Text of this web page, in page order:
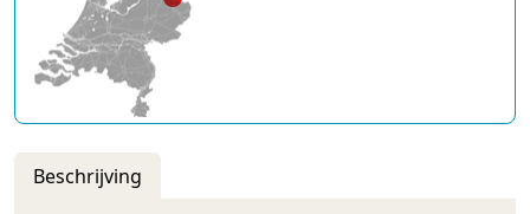
Beschrijving